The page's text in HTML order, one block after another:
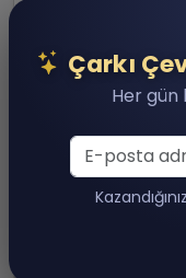
Çarkı
Her gün